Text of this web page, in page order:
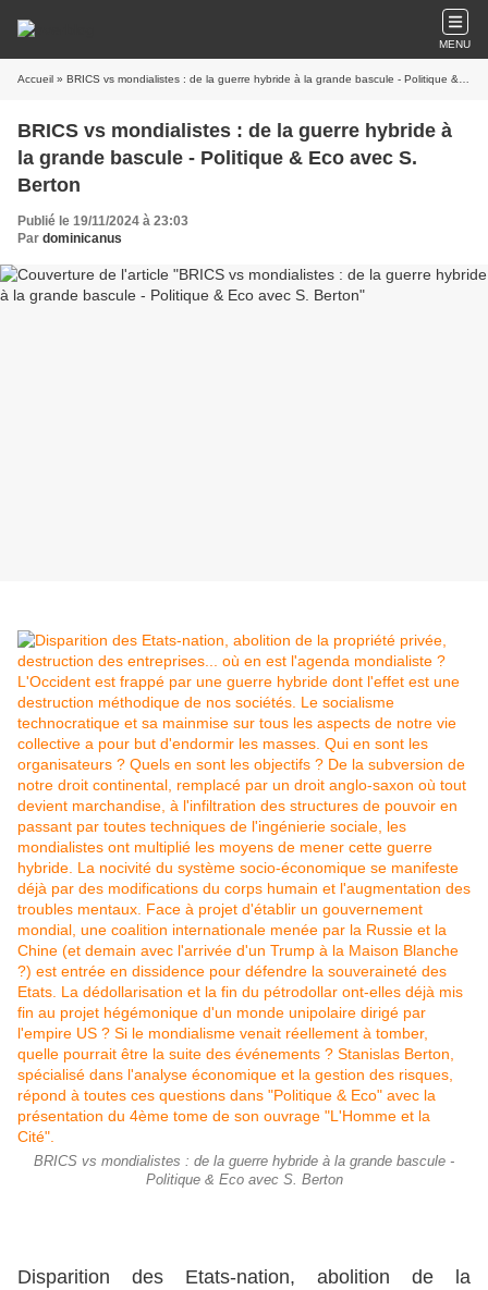
MENU
Accueil » BRICS vs mondialistes : de la guerre hybride à la grande bascule - Politique & Eco avec S. Berton
BRICS vs mondialistes : de la guerre hybride à
la grande bascule - Politique & Eco avec S.
Berton
Publié le 19/11/2024 à 23:03
Par dominicanus
BRICS vs mondialistes : de la guerre hybride à la grande bascule -
Politique & Eco avec S. Berton
Disparition des Etats-nation, abolition de la